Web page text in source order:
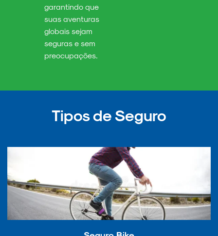
garantindo que
suas aventuras
globais sejam
seguras e sem
preocupações.
Tipos de Seguro